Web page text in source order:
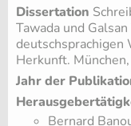
Dissertation
Tawada und
deutschsprachigen
Herkunft.
Jahr der
Bernard